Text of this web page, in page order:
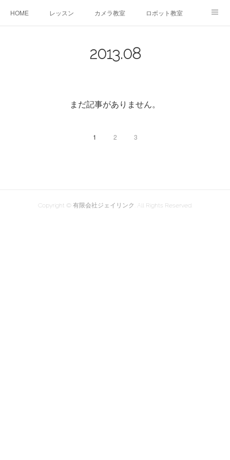
HOME レッスン カメラ教室 ロボット教室
2013.08
まだ記事がありません。
1 2 3
Copyright © 有限会社ジェイリンク. All Rights Reserved.